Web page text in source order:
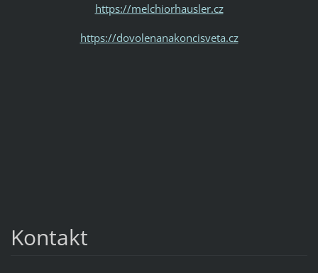
https://melchiorhausler.cz
https://dovolenanakoncisveta.cz
Kontakt